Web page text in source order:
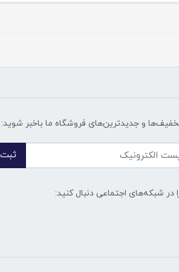
و جدیدترین‌های فروشگاه ما باخبر شوید:
در شبکه‌های اجتماعی دنبال کنید: